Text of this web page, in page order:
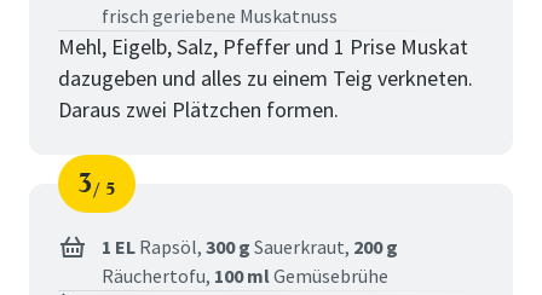
frisch geriebene Muskatnuss
Mehl, Eigelb, Salz, Pfeffer und 1 Prise Muskat
dazugeben und alles zu einem Teig verkneten.
Daraus zwei Plätzchen formen.
Schritt
3
von
5
1 EL Rapsöl, 300 g Sauerkraut, 200 g
Räuchertofu, 100 mlGemüsebrühe